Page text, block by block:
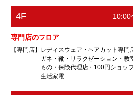
アミュージアム大泉店
アミューズメント
営業時間
10:00〜
電話番号
03-5933-2041
4F 10:00
専門店のフロア
【専門店】レディスウェア・ヘアカット専門
ガネ・靴・リラクゼーション・教
もの・保険代理店・100円ショッ
生活家電